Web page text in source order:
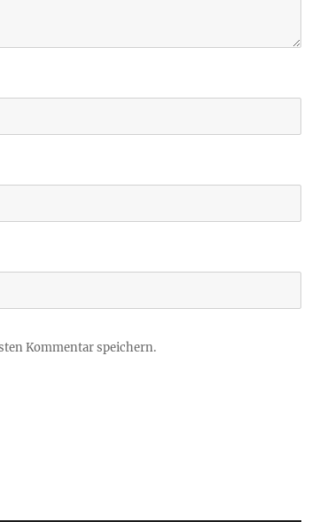
Kommentar speichern.